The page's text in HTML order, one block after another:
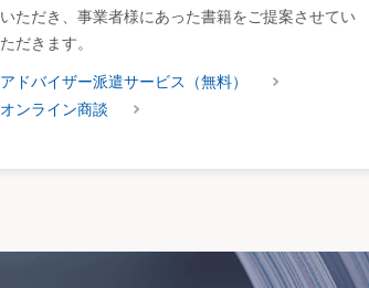
いただき、事業者様にあった書籍をご提案させてい
ただきます。
アドバイザー派遣サービス（無料）
オンライン商談